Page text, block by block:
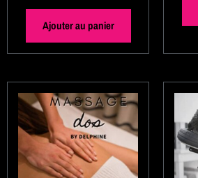
Ajouter au panier